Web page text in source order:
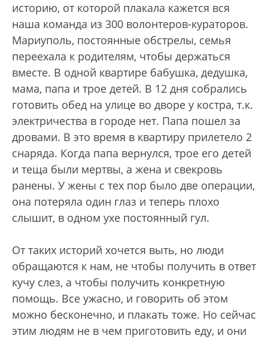
историю, от которой плакала кажется вся
наша команда из 300 волонтеров-кураторов.
Мариуполь, постоянные обстрелы, семья
переехала к родителям, чтобы держаться
вместе. В одной квартире бабушка, дедушка,
мама, папа и трое детей. В 12 дня собрались
готовить обед на улице во дворе у костра, т.к.
электричества в городе нет. Папа пошел за
дровами. В это время в квартиру прилетело 2
снаряда. Когда папа вернулся, трое его детей
и теща были мертвы, а жена и свекровь
ранены. У жены с тех пор было две операции,
она потеряла один глаз и теперь плохо
слышит, в одном ухе постоянный гул.
От таких историй хочется выть, но люди
обращаются к нам, не чтобы получить в ответ
кучу слез, а чтобы получить конкретную
помощь. Все ужасно, и говорить об этом
можно бесконечно, и плакать тоже. Но сейчас
этим людям не в чем приготовить еду, и они